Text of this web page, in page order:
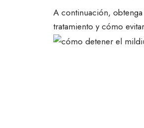
A continuación,
tratamiento y cómo